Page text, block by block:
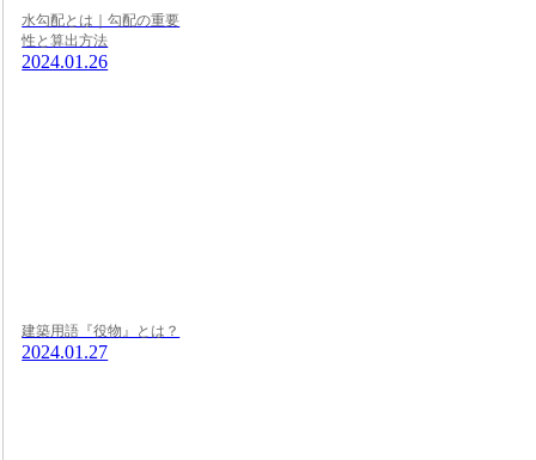
水勾配とは｜勾配の重要
性と算出方法
2024.01.26
建築用語『役物』とは？
2024.01.27